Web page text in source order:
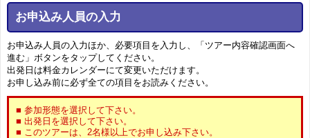
お申込み人員の入力
お申込み人員の入力ほか、必要項目を入力し、「ツアー内容確認画面へ
進む」ボタンをタップしてください。
出発日は料金カレンダーにて変更いただけます。
お申し込み前に必ず全ての項目をお読みください。
■ 参加形態を選択して下さい。
■ 出発日を選択して下さい。
■ このツアーは、2名様以上でお申し込み下さい。